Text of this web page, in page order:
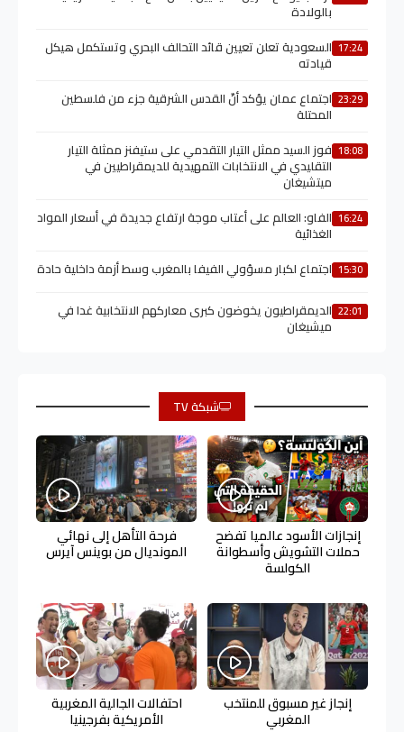
بالولادة
17:24 السعودية تعلن تعيين قائد التحالف البحري وتستكمل هيكل
قيادته
23:29 اجتماع عمان يؤكد أنّ القدس الشرقية جزء من فلسطين
المحتلة
18:08 فوز السيد ممثل التيار التقدمي على ستيفنز ممثلة التيار
التقليدي في الانتخابات التمهيدية للديمقراطيين في
ميتشيغان
16:24 الفاو: العالم على أعتاب موجة ارتفاع جديدة في أسعار المواد
الغذائية
15:30 اجتماع لكبار مسؤولي الفيفا بالمغرب وسط أزمة داخلية حادة
22:01 الديمقراطيون يخوضون كبرى معاركهم الانتخابية غدا في
ميشيغان
شبكة TV
إنجازات الأسود عالميا تفضح
حملات التشويش وأسطوانة
الكولسة
فرحة التأهل إلى نهائي
المونديال من بوينس آيرس
إنجاز غير مسبوق للمنتخب
المغربي
احتفالات الجالية المغربية
الأمريكية بفرجينيا